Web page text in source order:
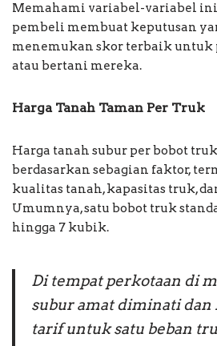
Memahami variabel-variabel ini
pembeli membuat keputusan
menemukan skor terbaik untuk
atau bertani mereka.
Harga Tanah Taman Per Truk
Harga tanah subur per bobot
berdasarkan sebagian faktor,
kualitas tanah, kapasitas truk,
Umumnya, satu bobot truk
hingga 7 kubik.
Di tempat perkotaan di
subur amat diminati dan
tarif untuk satu beban